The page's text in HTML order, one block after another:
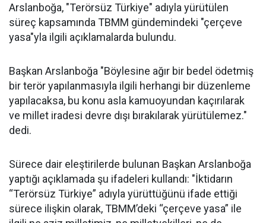
Arslanboğa, "Terörsüz Türkiye" adıyla yürütülen
süreç kapsamında TBMM gündemindeki "çerçeve
yasa"yla ilgili açıklamalarda bulundu.
Başkan Arslanboğa "Böylesine ağır bir bedel ödetmiş
bir terör yapılanmasıyla ilgili herhangi bir düzenleme
yapılacaksa, bu konu asla kamuoyundan kaçırılarak
ve millet iradesi devre dışı bırakılarak yürütülemez."
dedi.
Sürece dair eleştirilerde bulunan Başkan Arslanboğa
yaptığı açıklamada şu ifadeleri kullandı: "İktidarın
“Terörsüz Türkiye” adıyla yürüttüğünü ifade ettiği
sürece ilişkin olarak, TBMM’deki “çerçeve yasa” ile